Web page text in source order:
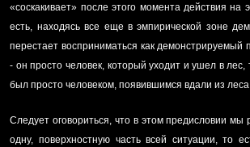
«соскакивает» после этого момента действия на
есть, находясь все еще в эмпирической зоне
перестает восприниматься как демонстрируемый
- он просто человек, который уходит и ушел в лес,
был просто человеком, появившимся вдали из леса.
Следует оговориться, что в этом предисловии мы
одну, поверхностную часть всей ситуации, то